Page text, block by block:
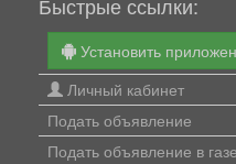
Установить
Личный кабинет
Подать объявление
Подать объявление в